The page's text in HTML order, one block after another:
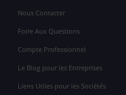
Nous Contacter
Foire Aux Questions
Compte Professionnel
Le Blog pour les Entreprises
Liens Utiles pour les Sociétés